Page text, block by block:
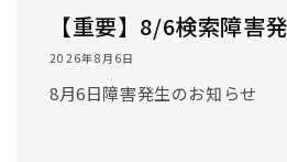
【重要】8/6検索障害
2026年8月6日
8月6日障害発生のお知らせ